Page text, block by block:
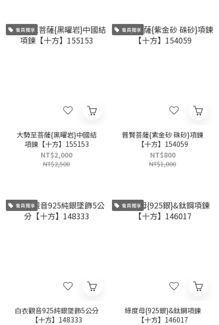
會員獨享
大勢至菩薩{黑曜岩}中國結
項鍊【十方】155153
NT$2,000
NT$2,500
會員獨享
普賢菩薩{紫金砂 硃砂}項鍊
【十方】154059
NT$800
NT$1,000
會員獨享
白衣觀音925純銀墜飾5公分
【十方】148333
會員獨享
綠度母{925銀}&鈦鋼項鍊
【十方】146017